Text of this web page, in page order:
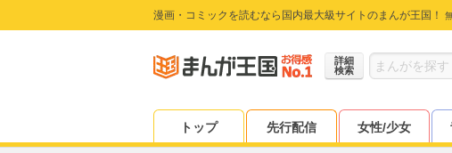
漫画・コミックを読むなら国内最大級サイトのまんが王国！
詳細
検索
トップ 先行配信 女性/少女